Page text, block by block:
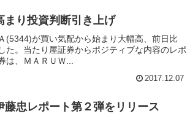
まり投資判断引き上げ
(5344)が買い気配から始まり大幅高、前日比
。当たり屋証券からポジティブな内容のレポ
は、ＭＡＲＵＷ...
2017.12.07
忠レポート第２弾をリリース